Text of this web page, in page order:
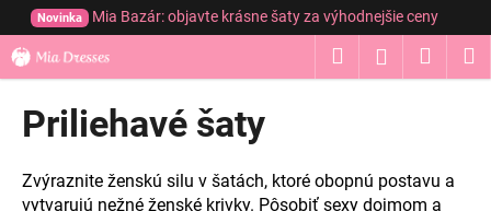
Prejsť
obsah
Novinka Mia Bazár: objavte krásne šaty za výhodnejšie ceny
Hľadať
Priliehavé šaty
Zvýraznite ženskú silu v šatách, ktoré obopnú postavu a
vytvarujú nežné ženské krivky. Pôsobiť sexy dojmom a
o
Späť
Späť
Č
p